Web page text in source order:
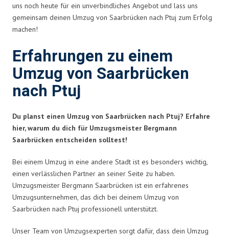
uns noch heute für ein unverbindliches Angebot und lass uns
gemeinsam deinen Umzug von Saarbrücken nach Ptuj zum Erfolg
machen!
Erfahrungen zu einem
Umzug von Saarbrücken
nach Ptuj
Du planst einen Umzug von Saarbrücken nach Ptuj? Erfahre
hier, warum du dich für Umzugsmeister Bergmann
Saarbrücken entscheiden solltest!
Bei einem Umzug in eine andere Stadt ist es besonders wichtig,
einen verlässlichen Partner an seiner Seite zu haben.
Umzugsmeister Bergmann Saarbrücken ist ein erfahrenes
Umzugsunternehmen, das dich bei deinem Umzug von
Saarbrücken nach Ptuj professionell unterstützt.
Unser Team von Umzugsexperten sorgt dafür, dass dein Umzug